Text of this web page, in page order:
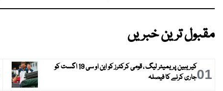
مقبول ترین خبریں
01
کیریبین پریمیئر لیگ ، قومی کرکٹرز کو این او سی 19 اگست کو
جاری کرنے کا فیصلہ